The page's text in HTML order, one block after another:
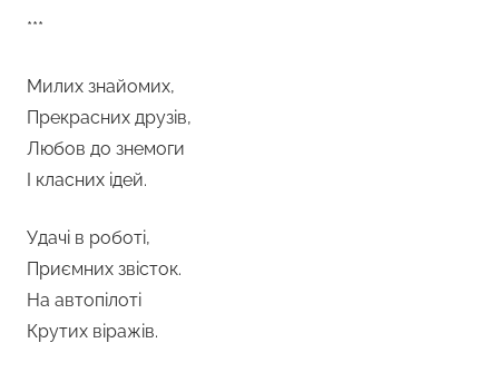
***
Милих знайомих,
Прекрасних друзів,
Любов до знемоги
І класних ідей.
Удачі в роботі,
Приємних звісток.
На автопілоті
Крутих віражів.